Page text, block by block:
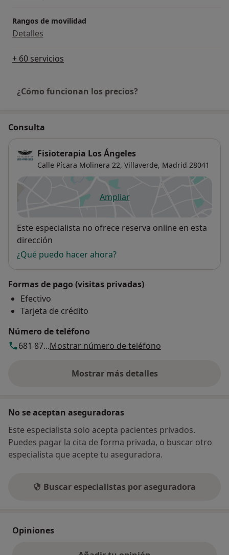
Rangos de movilidad
Detalles
+ 60 servicios
¿Cómo funcionan los precios?
Consulta
Fisioterapia Los Ángeles
Calle Pícara Molinera 22, Villaverde, Madrid 28041
Ampliarse abre en una nueva
Disponibilidad
Este especialista no ofrece reserva online en esta
dirección
¿Qué puedo hacer ahora?
Formas de pago (visitas privadas)
Efectivo
Tarjeta de crédito
Número de teléfono
681 87...Mostrar número de teléfono
Mostrar más detalles
sobre la dirección
No se aceptan aseguradoras
Este especialista solo acepta pacientes privados.
Puedes pagar la cita de forma privada, o buscar otro
especialista que acepte tu aseguradora.
Buscar especialistas por aseguradora
Opiniones